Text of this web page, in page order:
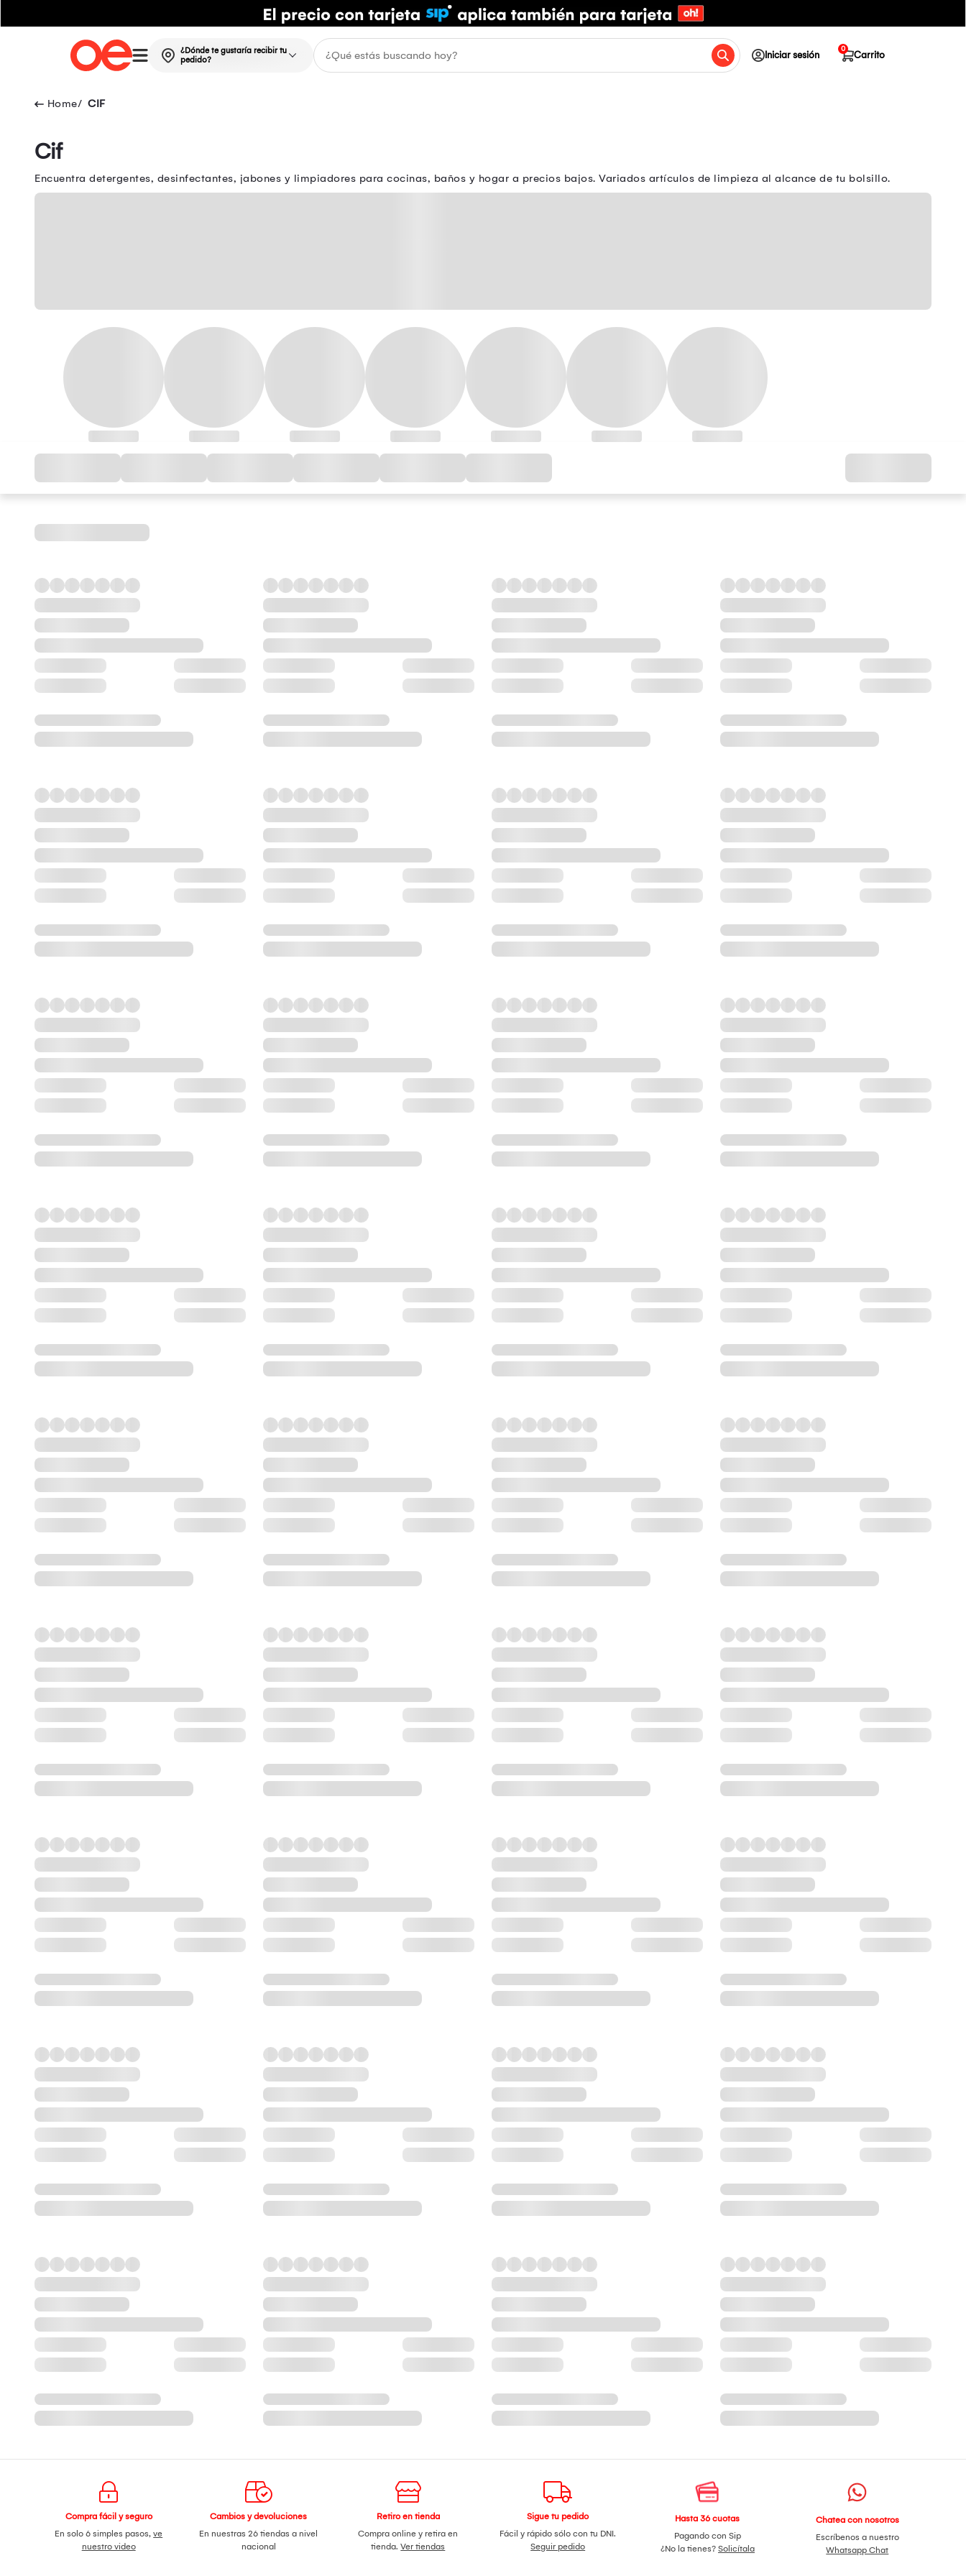
¿Dónde te gustaría recibir tu
pedido?
Iniciar sesión Carrito
0
CIF
Cif
Encuentra detergentes, desinfectantes, jabones y limpiadores para cocinas, baños y hogar a precios bajos. Variados artículos de limpieza al alcance de tu bolsillo.
Compra fácil y seguro
En solo 6 simples pasos,ve
nuestro video
Cambios y devoluciones
En nuestras 26 tiendas a nivel
nacional
Retiro en tienda
Compra online y retira en
tienda.Ver tiendas
Sigue tu pedido
Fácil y rápido sólo con tu DNI.
Seguir pedido
Hasta 36 cuotas
Pagando con Sip
¿No la tienes? Solicítala
Chatea con nosotros
Escríbenos a nuestro
Whatsapp Chat